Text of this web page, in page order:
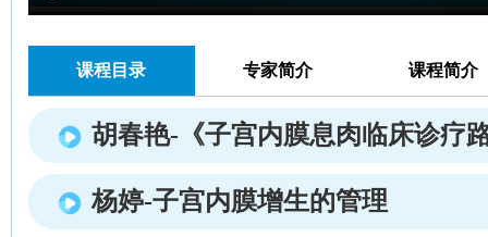
课程目录 专家简介 课程简介
胡春艳-《子宫内膜息肉临床诊疗
杨婷-子宫内膜增生的管理